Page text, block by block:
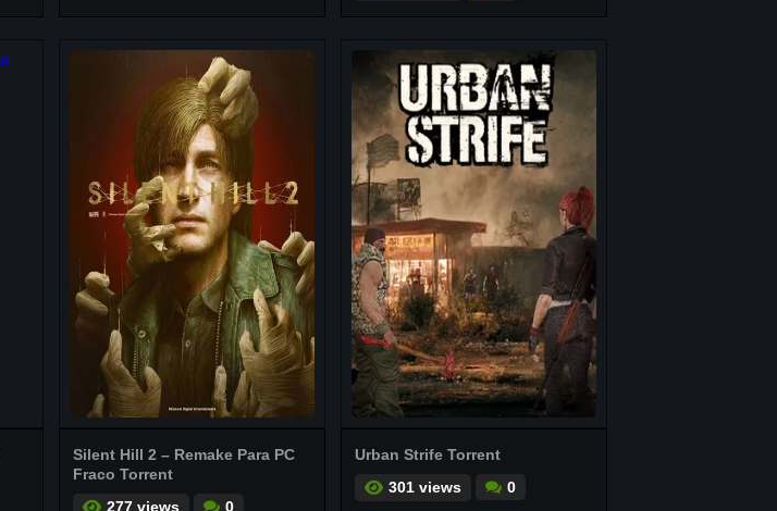
Silent Hill 2 – Remake Para PC
Fraco Torrent
277 views
0
Urban Strife Torrent
301 views
0